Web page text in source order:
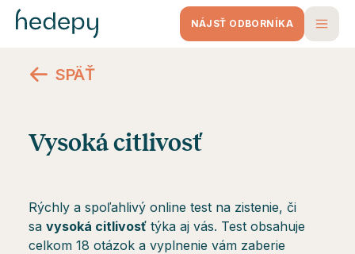
NÁJSŤ ODBORNÍKA
SPÄŤ
Vysoká citlivosť
Rýchly a spoľahlivý online test na zistenie, či
sa vysoká citlivosť týka aj vás. Test obsahuje
celkom 18 otázok a vyplnenie vám zaberie